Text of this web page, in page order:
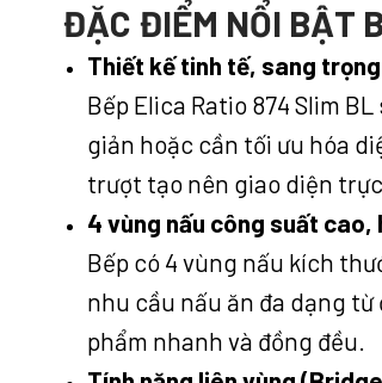
ĐẶC ĐIỂM NỔI BẬT
Thiết kế tinh tế, sang
Bếp Elica Ratio 874 Slim
giản hoặc cần tối ưu hóa
trượt tạo nên giao diện
4 vùng nấu công suất cao,
Bếp có 4 vùng nấu kích
nhu cầu nấu ăn đa dạng
phẩm nhanh và đồng đều.